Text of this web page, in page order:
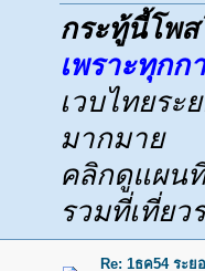
กระทู้นี้โพ
เพราะทุกก
เวบไทยระ
มากมาย
คลิกดูแผน
รวมที่เที่ยว
Re: 1ธค54 ระ